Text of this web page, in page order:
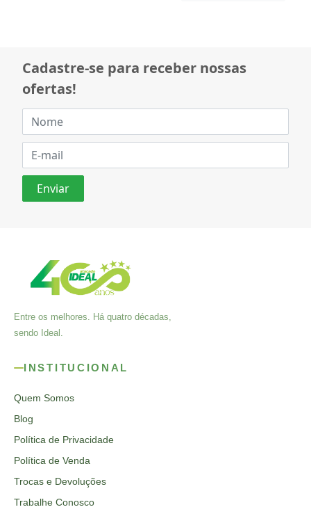
Cadastre-se para receber nossas
ofertas!
Entre os melhores. Há quatro décadas,
sendo Ideal.
INSTITUCIONAL
Quem Somos
Blog
Política de Privacidade
Política de Venda
Trocas e Devoluções
Trabalhe Conosco